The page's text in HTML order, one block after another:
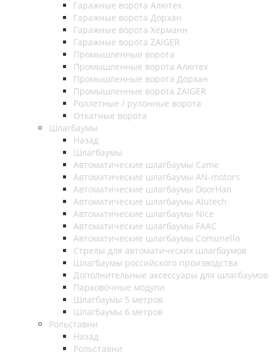
Гаражные ворота Алютех
Гаражные ворота Дорхан
Гаражные ворота Хёрманн
Гаражные ворота ZAIGER
Промышленные ворота
Промышленные ворота Алютех
Промышленные ворота Дорхан
Промышленные ворота ZAIGER
Роллетные / рулонные ворота
Откатные ворота
Шлагбаумы
Назад
Шлагбаумы
Автоматические шлагбаумы Came
Автоматические шлагбаумы AN-motors
Автоматические шлагбаумы DoorHan
Автоматические шлагбаумы Alutech
Автоматические шлагбаумы Nice
Автоматические шлагбаумы FAAC
Автоматические шлагбаумы Comunello
Стрелы для автоматических шлагбаумов
Шлагбаумы российского производства
Дополнительные аксессуары для шлагбаумов
Парковочные модули
Шлагбаумы 5 метров
Шлагбаумы 6 метров
Рольставни
Назад
Рольставни